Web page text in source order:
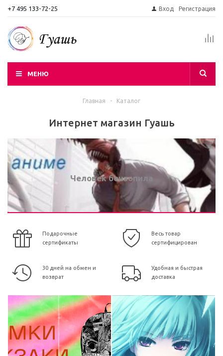
+7 495 133-72-25 Вход Регистрация
МЕНЮ
Главная - Каталог
Интернет магазин Гуашь
Человек бензопила
Подарочные
сертификаты
Весь товар
сертифицирован
30 дней на обмен и
возврат
Удобная и быстрая
доставка